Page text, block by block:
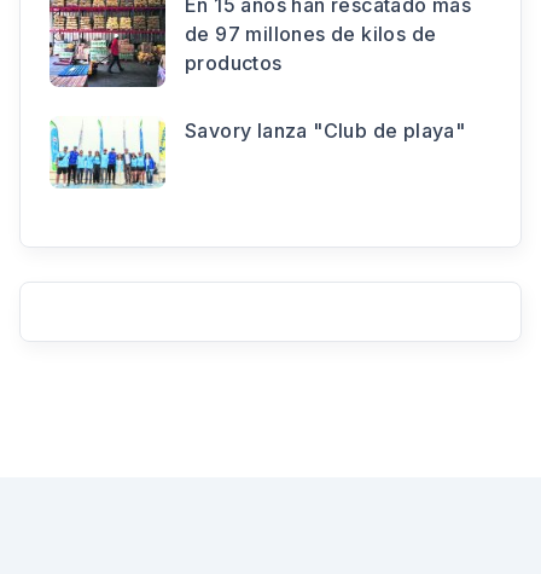
de 97 millones de kilos de
productos
Savory lanza "Club de playa"